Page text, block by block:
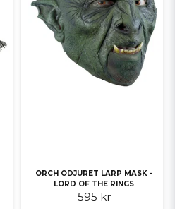
ORCH ODJURET LARP MASK -
LORD OF THE RINGS
595 kr